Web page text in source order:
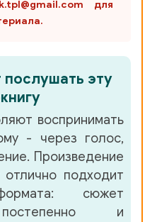
для
послушать эту
воспринимать
- через голос,
Произведение
подходит
сюжет
и